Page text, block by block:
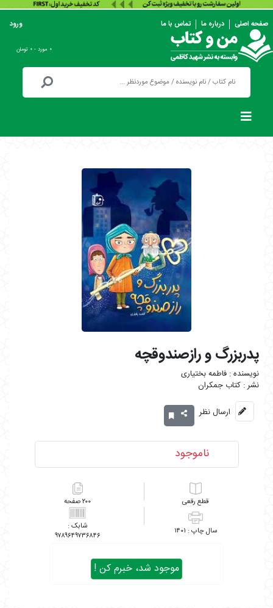
صفحه اصلی درباره ما تماس با ما ورود
۰ مورد - ۰ تومان
پدربزرگ و رازصندوقچه
فاطمه بختیاری
کتاب جمکران
ارسال نظر
ناموجود
رقعی ۲۰۰
۱۴۰۱ ۹۷۸۹۶۴۹۷۳۶۸۴۶
موجود شد، خبرم کن !